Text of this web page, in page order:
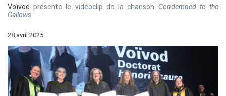
Voïvod présente le vidéoclip de la chanson Condemned to the
Gallows
28 avril 2025